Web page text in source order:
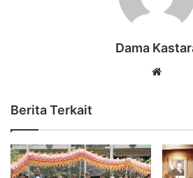
Dama
Berita Terkait